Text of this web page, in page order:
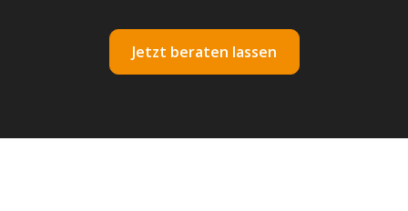
Jetzt beraten lassen